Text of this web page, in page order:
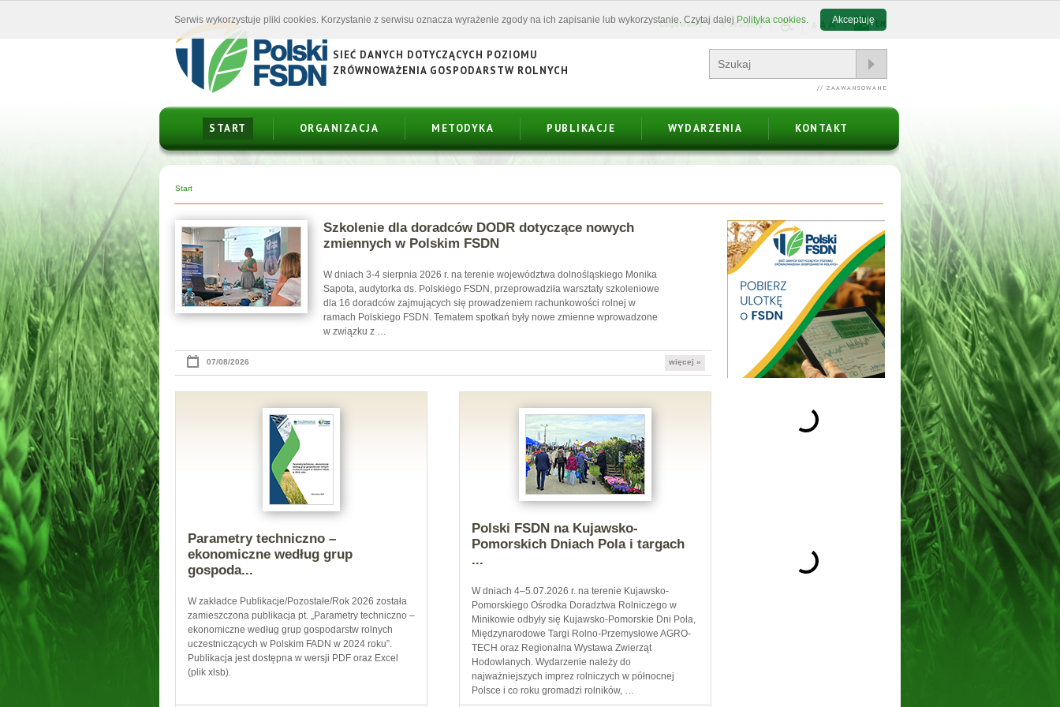
SIEĆ DANYCH DOTYCZĄCYCH POZIOMU
ZRÓWNOWAŻENIA GOSPODARSTW ROLNYCH
PL EN
A A
e-Learning
Logowanie
// ZAAWANSOWANE
START ORGANIZACJA METODYKA PUBLIKACJE WYDARZENIA KONTAKT
Start
Szkolenie dla doradców DODR dotyczące nowych
zmiennych w Polskim FSDN
W dniach 3-4 sierpnia 2026 r. na terenie województwa dolnośląskiego Monika
Sapota, audytorka ds. Polskiego FSDN, przeprowadziła warsztaty szkoleniowe
dla 16 doradców zajmujących się prowadzeniem rachunkowości rolnej w
ramach Polskiego FSDN. Tematem spotkań były nowe zmienne wprowadzone
w związku z …
07/08/2026 więcej »
Parametry techniczno –
ekonomiczne według grup
gospoda...
W zakładce Publikacje/Pozostałe/Rok 2026 została
zamieszczona publikacja pt. „Parametry techniczno –
ekonomiczne według grup gospodarstw rolnych
uczestniczących w Polskim FADN w 2024 roku”.
Publikacja jest dostępna w wersji PDF oraz Excel
(plik xlsb).
Polski FSDN na Kujawsko-
Pomorskich Dniach Pola i targach
...
W dniach 4–5.07.2026 r. na terenie Kujawsko-
Pomorskiego Ośrodka Doradztwa Rolniczego w
Minikowie odbyły się Kujawsko-Pomorskie Dni Pola,
Międzynarodowe Targi Rolno-Przemysłowe AGRO-
TECH oraz Regionalna Wystawa Zwierząt
Hodowlanych. Wydarzenie należy do
najważniejszych imprez rolniczych w północnej
Polsce i co roku gromadzi rolników, …
Serwis wykorzystuje pliki cookies. Korzystanie z serwisu oznacza wyrażenie zgody na ich zapisanie lub wykorzystanie. Czytaj dalej Polityka cookies. Akceptuję